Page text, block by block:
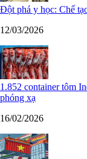
Đột phá y học: Chế
12/03/2026
1.852 container tôm
phóng xạ
16/02/2026